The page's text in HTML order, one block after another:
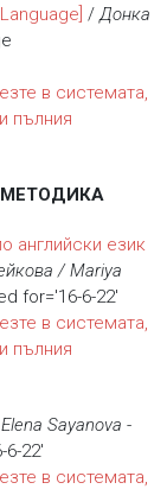
/Донка
в системата,
пълния
/ МЕТОДИКА
английски език
/ Mariya
for='16-6-22'
в системата,
пълния
Elena Sayanova -
22'
в системата,